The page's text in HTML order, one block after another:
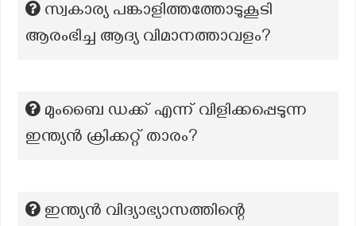
സ്വകാര്യ പങ്കാളിത്തത്തോടുകൂടി
ആരംഭിച്ച ആദ്യ വിമാനത്താവളം?
മുംബൈ ഡക്ക് എന്ന് വിളിക്കപ്പെടുന്ന
ഇന്ത്യൻ ക്രിക്കറ്റ് താരം?
ഇന്ത്യൻ വിദ്യാഭ്യാസത്തിന്റെ